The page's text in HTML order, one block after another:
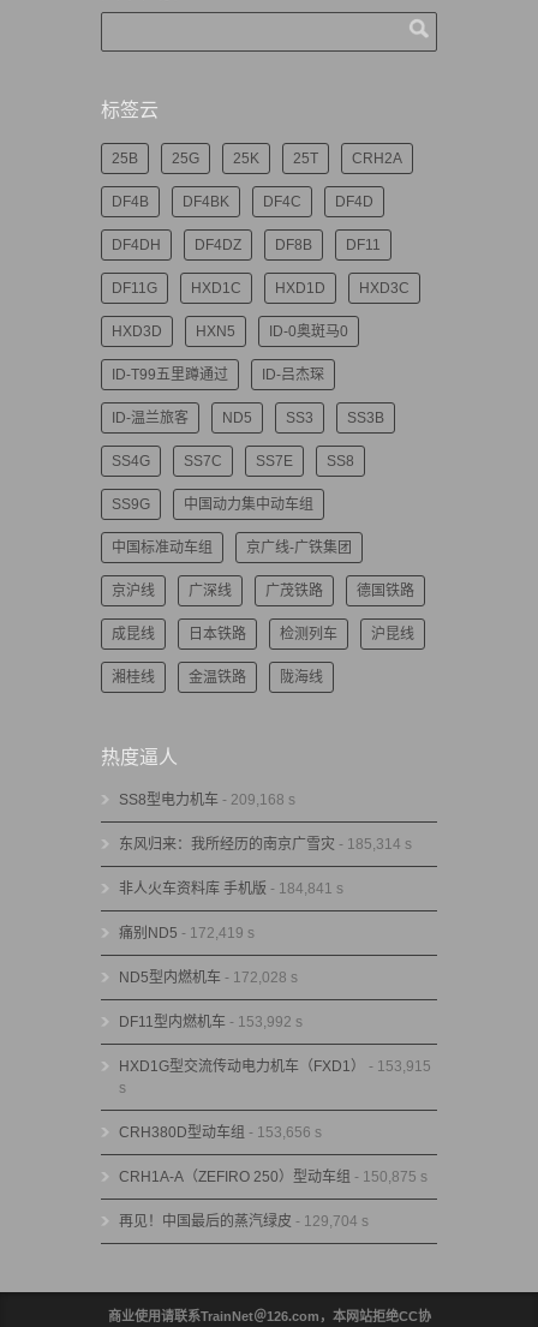
标签云
25B 25G 25K 25T CRH2A
DF4B DF4BK DF4C DF4D
DF4DH DF4DZ DF8B DF11
DF11G HXD1C HXD1D HXD3C
HXD3D HXN5 ID-0奥斑马0
ID-T99五里蹲通过 ID-吕杰琛
ID-温兰旅客 ND5 SS3 SS3B
SS4G SS7C SS7E SS8
SS9G 中国动力集中动车组
中国标准动车组 京广线-广铁集团
京沪线 广深线 广茂铁路 德国铁路
成昆线 日本铁路 检测列车 沪昆线
湘桂线 金温铁路 陇海线
热度逼人
SS8型电力机车 - 209,168 s
东风归来：我所经历的南京广雪灾 - 185,314 s
非人火车资料库 手机版 - 184,841 s
痛别ND5 - 172,419 s
ND5型内燃机车 - 172,028 s
DF11型内燃机车 - 153,992 s
HXD1G型交流传动电力机车（FXD1）
- 153,915
s
CRH380D型动车组 - 153,656 s
CRH1A-A（ZEFIRO 250）型动车组 - 150,875 s
再见！中国最后的蒸汽绿皮 - 129,704 s
商业使用请联系TrainNet＠126.com，本网站拒绝CC协